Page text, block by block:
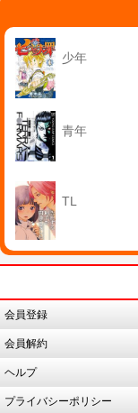
少年
青年
TL
会員登録
会員解約
ヘルプ
プライバシーポリシー